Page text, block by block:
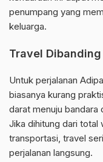
penumpang yang
keluarga.
Travel
Untuk perjalanan
biasanya kurang
darat menuju bandara
Jika dihitung dari total
transportasi, travel
perjalanan langsung.